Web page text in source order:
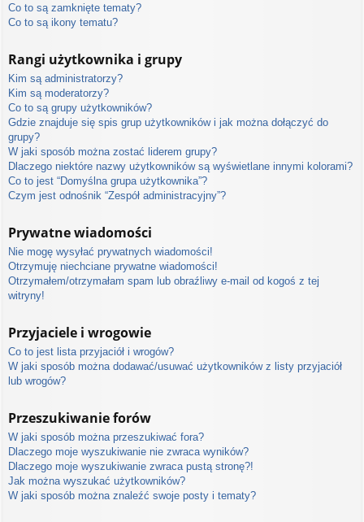
Co to są zamknięte tematy?
Co to są ikony tematu?
Rangi użytkownika i grupy
Kim są administratorzy?
Kim są moderatorzy?
Co to są grupy użytkowników?
Gdzie znajduje się spis grup użytkowników i jak można dołączyć do
grupy?
W jaki sposób można zostać liderem grupy?
Dlaczego niektóre nazwy użytkowników są wyświetlane innymi kolorami?
Co to jest “Domyślna grupa użytkownika”?
Czym jest odnośnik “Zespół administracyjny”?
Prywatne wiadomości
Nie mogę wysyłać prywatnych wiadomości!
Otrzymuję niechciane prywatne wiadomości!
Otrzymałem/otrzymałam spam lub obraźliwy e-mail od kogoś z tej
witryny!
Przyjaciele i wrogowie
Co to jest lista przyjaciół i wrogów?
W jaki sposób można dodawać/usuwać użytkowników z listy przyjaciół
lub wrogów?
Przeszukiwanie forów
W jaki sposób można przeszukiwać fora?
Dlaczego moje wyszukiwanie nie zwraca wyników?
Dlaczego moje wyszukiwanie zwraca pustą stronę?!
Jak można wyszukać użytkowników?
W jaki sposób można znaleźć swoje posty i tematy?